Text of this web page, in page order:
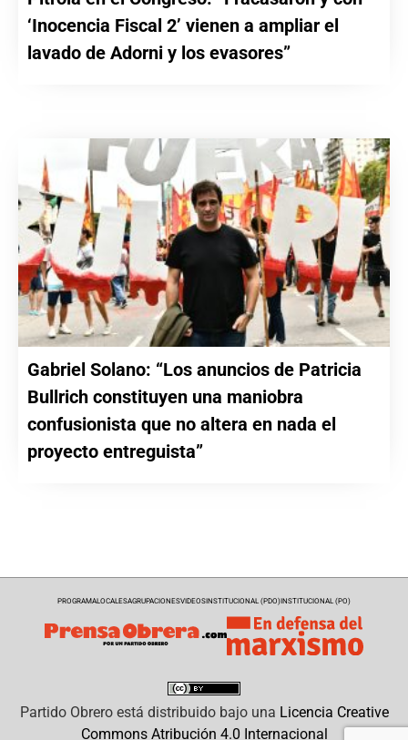
‘Inocencia Fiscal 2’ vienen a ampliar el
lavado de Adorni y los evasores”
Gabriel Solano: “Los anuncios de Patricia
Bullrich constituyen una maniobra
confusionista que no altera en nada el
proyecto entreguista”
PROGRAMALOCALESAGRUPACIONESVIDEOSINSTITUCIONAL (PDO)INSTITUCIONAL (PO)
Partido Obreroestá distribuido bajo una Licencia Creative
Commons Atribución 4.0 Internacional